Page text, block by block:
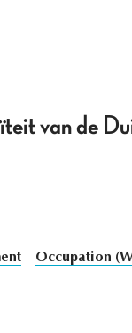
van de
Occupation